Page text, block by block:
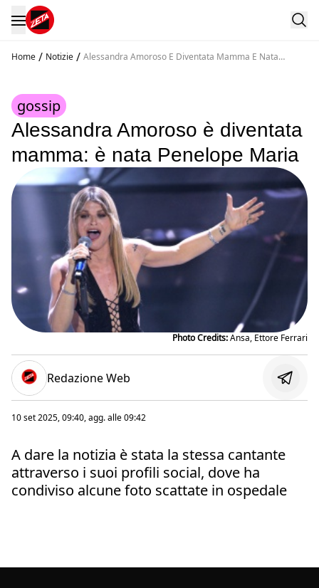
Home / Notizie / Alessandra Amoroso E Diventata Mamma E Nata
gossip
Alessandra Amoroso è diventata
mamma: è nata Penelope Maria
Photo Credits:Ansa, Ettore Ferrari
Redazione Web
10 set 2025, 09:40, agg. alle09:42
A dare la notizia è stata la stessa cantante
attraverso i suoi profili social, dove ha
condiviso alcune foto scattate in ospedale